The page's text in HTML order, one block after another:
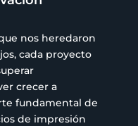
nos heredaron
cada proyecto
crecer a
fundamental de
de impresión